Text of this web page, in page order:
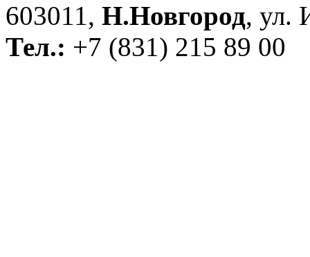
603011, Н.Новгород, ул.
Тел.: +7 (831) 215 89 00